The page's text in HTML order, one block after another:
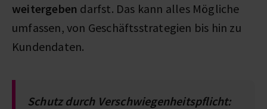
weitergeben darfst. Das kann alles Mögliche
umfassen, von Geschäftsstrategien bis hin zu
Kundendaten.
Schutz durch Verschwiegenheitspflicht: